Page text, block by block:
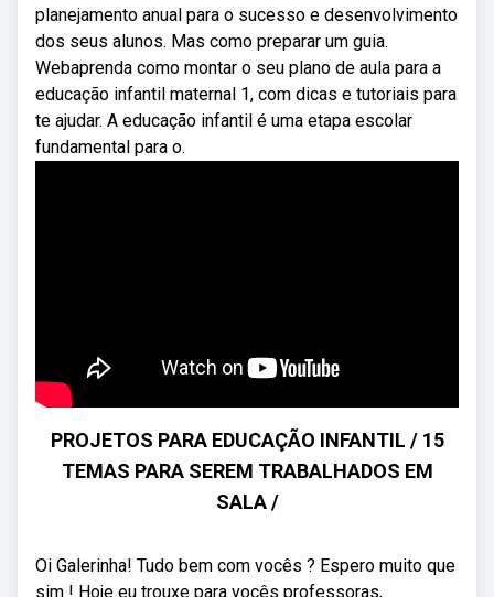
planejamento anual para o sucesso e desenvolvimento
dos seus alunos. Mas como preparar um guia.
Webaprenda como montar o seu plano de aula para a
educação infantil maternal 1, com dicas e tutoriais para
te ajudar. A educação infantil é uma etapa escolar
fundamental para o.
PROJETOS PARA EDUCAÇÃO INFANTIL / 15
TEMAS PARA SEREM TRABALHADOS EM
SALA /
Oi Galerinha! Tudo bem com vocês ? Espero muito que
sim ! Hoje eu trouxe para vocês professoras,